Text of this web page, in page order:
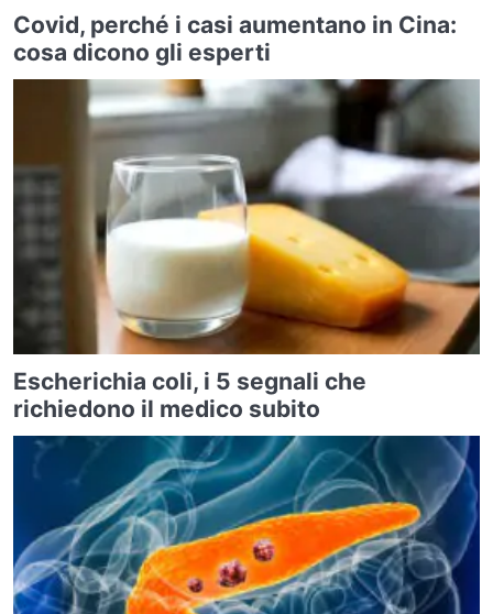
Covid, perché i casi aumentano in Cina:
cosa dicono gli esperti
Escherichia coli, i 5 segnali che
richiedono il medico subito